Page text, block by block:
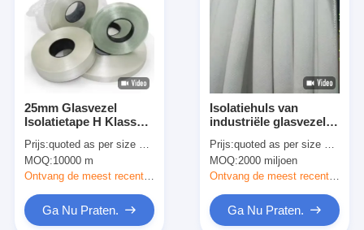
25mm Glasvezel
Isolatietape H Klasse
Waarde
Prijs:quoted as per size and quantity
MOQ:10000 m
Ontvang de meest recente Prijs
Ga Nu Praten.
Isolatiehuls van
industriële glasvezel
isolatie
Prijs:quoted as per size and quantity
MOQ:2000 miljoen
Ontvang de meest recente Prijs
Ga Nu Praten.